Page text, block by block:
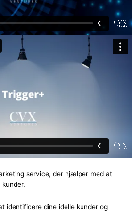
service, der hjælper med at
kunder.
identificere dine idelle kunder og